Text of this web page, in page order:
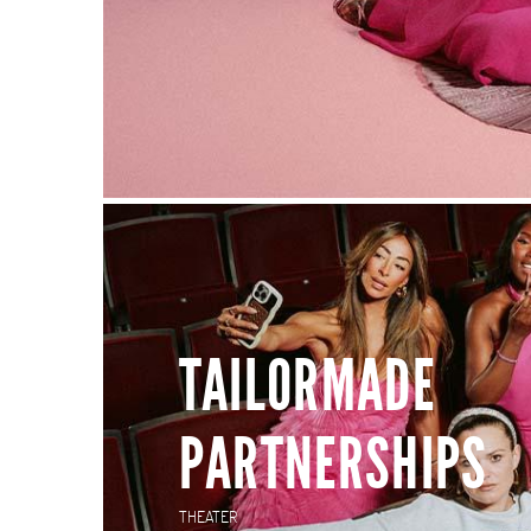
TAILORMADE
PARTNERSHIPS
THEATER